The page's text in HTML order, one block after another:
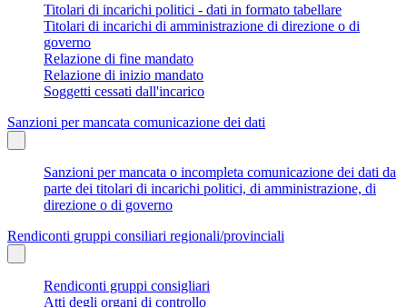
Titolari di incarichi politici - dati in formato tabellare
Titolari di incarichi di amministrazione di direzione o di
governo
Relazione di fine mandato
Relazione di inizio mandato
Soggetti cessati dall'incarico
Sanzioni per mancata comunicazione dei dati
Sanzioni per mancata o incompleta comunicazione dei dati da
parte dei titolari di incarichi politici, di amministrazione, di
direzione o di governo
Rendiconti gruppi consiliari regionali/provinciali
Rendiconti gruppi consigliari
Atti degli organi di controllo